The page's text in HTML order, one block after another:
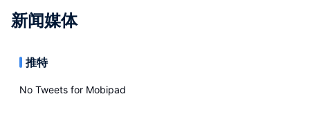
新闻媒体
推特
No Tweets for Mobipad